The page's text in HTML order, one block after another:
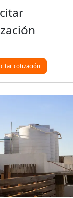
cotización